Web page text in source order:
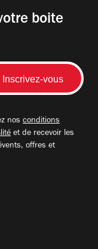
boite
nos conditions
et de recevoir les
offres et